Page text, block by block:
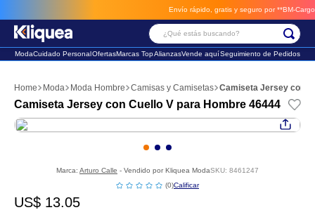
Envío rápido, gratis y seguro por **BM-Cargo** envios a través de
¿Qué estás buscando?
ModaCuidado PersonalOfertasMarcas TopAlianzasVende aquíSeguimiento de Pedidos
Moda Moda Hombre Camisas y Camisetas Camiseta Jersey con
Camiseta Jersey con Cuello V para Hombre 46444
Marca: Arturo Calle - Vendido por Kliquea ModaSKU: 8461247
☆☆☆☆☆
(0)
US$ 13.05
2. faldas